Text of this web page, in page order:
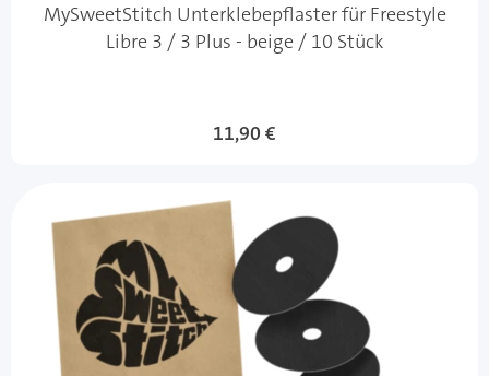
MySweetStitch Unterklebepflaster für Freestyle
Libre 3 / 3 Plus - beige / 10 Stück
11,90 €